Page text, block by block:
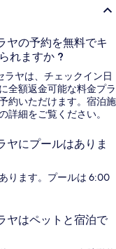
ヤの予約を無料でキ
れますか ?
ラヤは、チェックイン日
全額返金可能な料金プラ
約いただけます。宿泊施
詳細をご覧ください。
ヤにプールはありま
ります。プールは 6:00
ヤはペットと宿泊で